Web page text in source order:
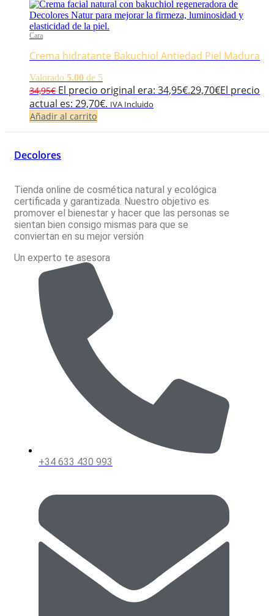
Cara
Crema hidratante Bakuchiol Antiedad Piel Madura
Valorado 5.00 de 5
34,95€ El precio original era: 34,95€.29,70€El precio
actual es: 29,70€. IVA Incluido
Añadir al carrito
Decolores
Tienda online de cosmética natural y ecológica
certificada y garantizada. Nuestro objetivo es
promover el bienestar y hacer que las personas se
sientan bien consigo mismas para que se
conviertan en su mejor versión
Un experto te asesora
+34 633 430 993